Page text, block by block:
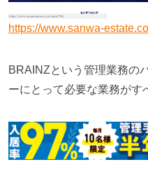
https://www.sanwa-
BRAINZという管理業務の
ーにとって必要な業務がす